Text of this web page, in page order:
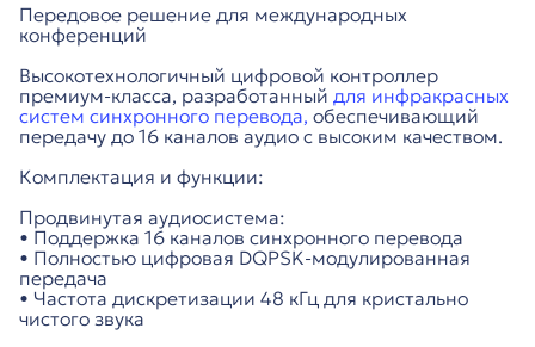
Передовое решение для международных
конференций
Высокотехнологичный цифровой контроллер
премиум-класса, разработанный для инфракрасных
систем синхронного перевода, обеспечивающий
передачу до 16 каналов аудио с высоким качеством.
Комплектация и функции:
Продвинутая аудиосистема:
• Поддержка 16 каналов синхронного перевода
• Полностью цифровая DQPSK-модулированная
передача
• Частота дискретизации 48 кГц для кристально
чистого звука